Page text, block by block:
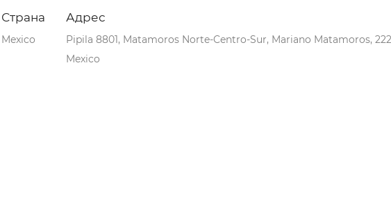
Страна
Mexico
Адрес
Pipila 8801, Matamoros Norte-Centro-Sur, Mariano Matamoros,
Mexico